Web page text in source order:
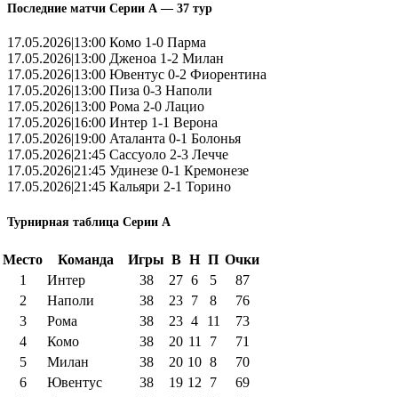
Последние матчи Серии А — 37 тур
17.05.2026|13:00 Комо 1-0 Парма
17.05.2026|13:00 Дженоа 1-2 Милан
17.05.2026|13:00 Ювентус 0-2 Фиорентина
17.05.2026|13:00 Пиза 0-3 Наполи
17.05.2026|13:00 Рома 2-0 Лацио
17.05.2026|16:00 Интер 1-1 Верона
17.05.2026|19:00 Аталанта 0-1 Болонья
17.05.2026|21:45 Сассуоло 2-3 Лечче
17.05.2026|21:45 Удинезе 0-1 Кремонезе
17.05.2026|21:45 Кальяри 2-1 Торино
Турнирная таблица Серии А
Место Команда Игры В Н П Очки
1
Интер 38 27 6 5
87
2
Наполи 38 23 7 8
76
3
Рома 38 23 4 11
73
4
Комо 38 20 11 7
71
5
Милан 38 20 10 8
70
6
Ювентус 38 19 12 7
69